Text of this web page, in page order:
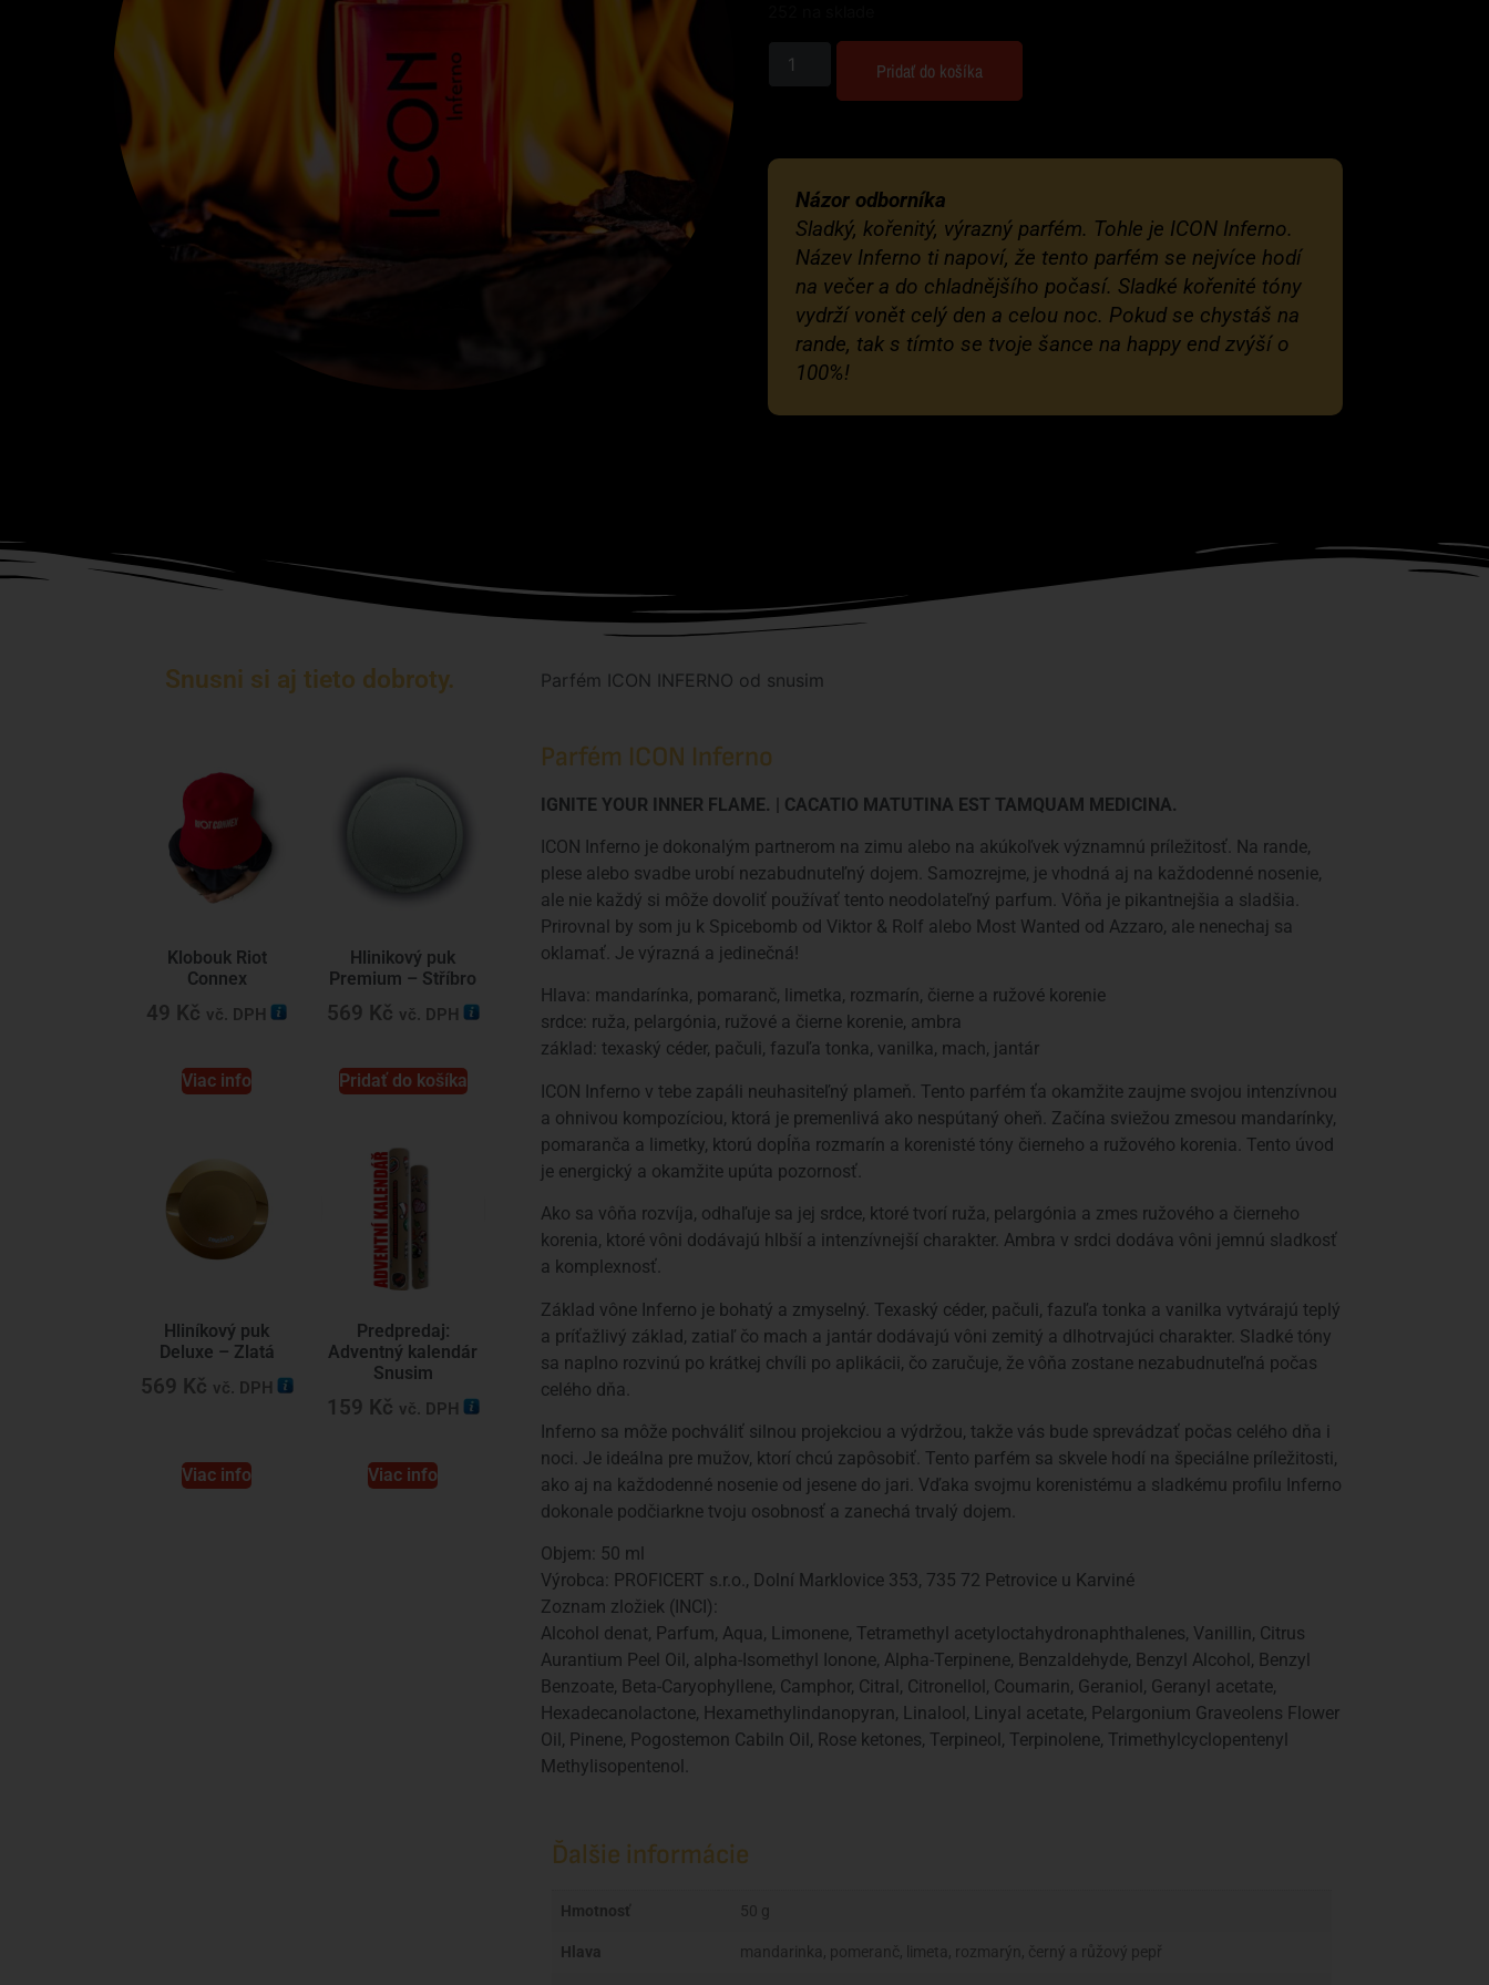
Pridať do košíka
Názor odborníka
Sladký, kořenitý, výrazný parfém. Tohle je ICON Inferno.
Název Inferno ti napoví, že tento parfém se nejvíce hodí
na večer a do chladnějšího počasí. Sladké kořenité tóny
vydrží vonět celý den a celou noc. Pokud se chystáš na
rande, tak s tímto se tvoje šance na happy end zvýší o
100%!
Snusni si aj tieto dobroty.
Klobouk Riot
Connex
49 Kč vč. DPH
Viac info
Hlinikový puk
Premium – Stříbro
569 Kč vč. DPH
Pridať do košíka
Hliníkový puk
Deluxe – Zlatá
569 Kč vč. DPH
Viac info
Predpredaj:
Adventný kalendár
Snusim
159 Kč vč. DPH
Viac info
Parfém ICON INFERNO od snusim
Parfém ICON Inferno
IGNITE YOUR INNER FLAME. | CACATIO MATUTINA EST TAMQUAM MEDICINA.
ICON Inferno je dokonalým partnerom na zimu alebo na akúkoľvek významnú príležitosť. Na rande,
plese alebo svadbe urobí nezabudnuteľný dojem. Samozrejme, je vhodná aj na každodenné nosenie,
ale nie každý si môže dovoliť používať tento neodolateľný parfum. Vôňa je pikantnejšia a sladšia.
Prirovnal by som ju k Spicebomb od Viktor & Rolf alebo Most Wanted od Azzaro, ale nenechaj sa
oklamať. Je výrazná a jedinečná!
Hlava: mandarínka, pomaranč, limetka, rozmarín, čierne a ružové korenie
srdce: ruža, pelargónia, ružové a čierne korenie, ambra
základ: texaský céder, pačuli, fazuľa tonka, vanilka, mach, jantár
ICON Inferno v tebe zapáli neuhasiteľný plameň. Tento parfém ťa okamžite zaujme svojou intenzívnou
a ohnivou kompozíciou, ktorá je premenlivá ako nespútaný oheň. Začína sviežou zmesou mandarínky,
pomaranča a limetky, ktorú dopĺňa rozmarín a korenisté tóny čierneho a ružového korenia. Tento úvod
je energický a okamžite upúta pozornosť.
Ako sa vôňa rozvíja, odhaľuje sa jej srdce, ktoré tvorí ruža, pelargónia a zmes ružového a čierneho
korenia, ktoré vôni dodávajú hlbší a intenzívnejší charakter. Ambra v srdci dodáva vôni jemnú sladkosť
a komplexnosť.
Základ vône Inferno je bohatý a zmyselný. Texaský céder, pačuli, fazuľa tonka a vanilka vytvárajú teplý
a príťažlivý základ, zatiaľ čo mach a jantár dodávajú vôni zemitý a dlhotrvajúci charakter. Sladké tóny
sa naplno rozvinú po krátkej chvíli po aplikácii, čo zaručuje, že vôňa zostane nezabudnuteľná počas
celého dňa.
Inferno sa môže pochváliť silnou projekciou a výdržou, takže vás bude sprevádzať počas celého dňa i
noci. Je ideálna pre mužov, ktorí chcú zapôsobiť. Tento parfém sa skvele hodí na špeciálne príležitosti,
ako aj na každodenné nosenie od jesene do jari. Vďaka svojmu korenistému a sladkému profilu Inferno
dokonale podčiarkne tvoju osobnosť a zanechá trvalý dojem.
Objem: 50 ml
Výrobca: PROFICERT s.r.o., Dolní Marklovice 353, 735 72 Petrovice u Karviné
Zoznam zložiek (INCI):
Alcohol denat, Parfum, Aqua, Limonene, Tetramethyl acetyloctahydronaphthalenes, Vanillin, Citrus
Aurantium Peel Oil, alpha-Isomethyl Ionone, Alpha-Terpinene, Benzaldehyde, Benzyl Alcohol, Benzyl
Benzoate, Beta-Caryophyllene, Camphor, Citral, Citronellol, Coumarin, Geraniol, Geranyl acetate,
Hexadecanolactone, Hexamethylindanopyran, Linalool, Linyal acetate, Pelargonium Graveolens Flower
Oil, Pinene, Pogostemon Cabiln Oil, Rose ketones, Terpineol, Terpinolene, Trimethylcyclopentenyl
Methylisopentenol.
Ďalšie informácie
Hmotnosť 50 g
Hlava mandarinka, pomeranč, limeta, rozmarýn, černý a růžový pepř